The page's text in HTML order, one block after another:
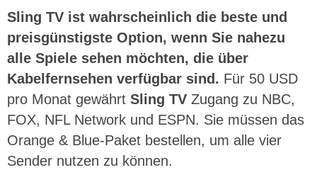
Sling TV ist wahrscheinlich die beste und
preisgünstigste Option, wenn Sie nahezu
alle Spiele sehen möchten, die über
Kabelfernsehen verfügbar sind. Für 50 USD
pro Monat gewährt Sling TV Zugang zu NBC,
FOX, NFL Network und ESPN. Sie müssen das
Orange & Blue-Paket bestellen, um alle vier
Sender nutzen zu können.